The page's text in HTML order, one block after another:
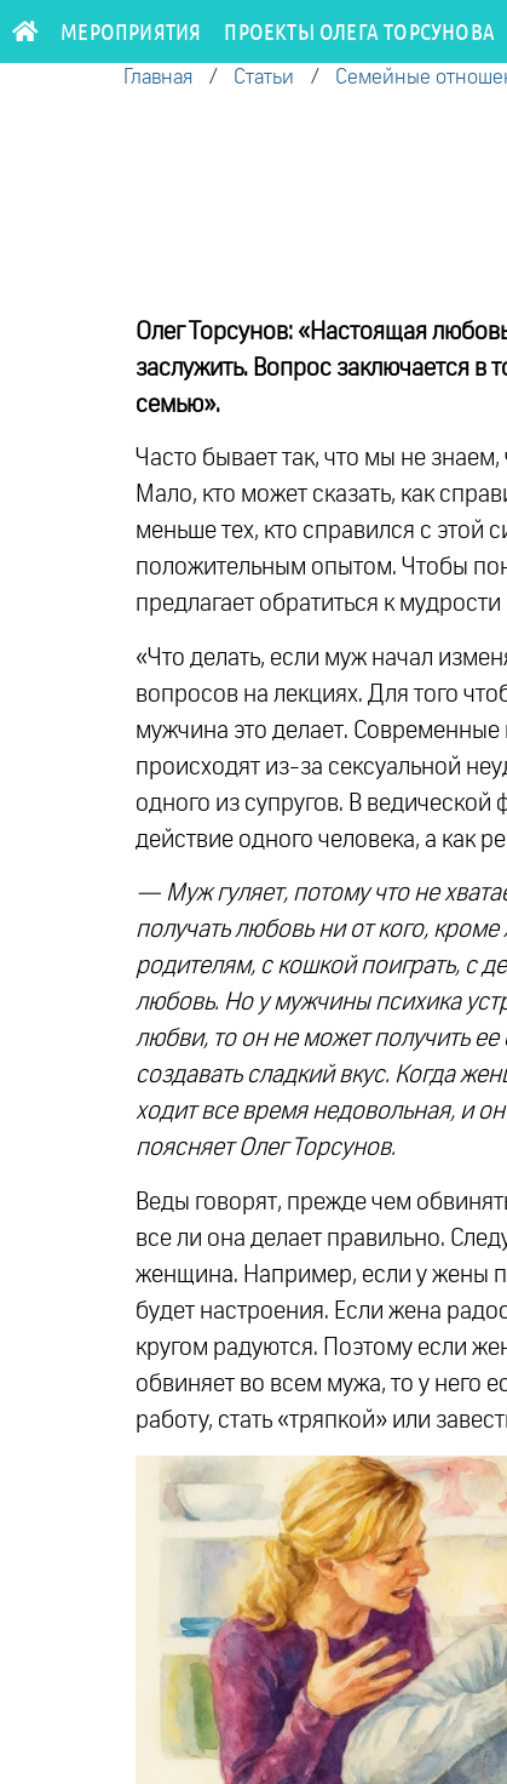
МЕРОПРИЯТИЯ ПРОЕКТЫ ОЛЕГА ТОРСУНОВА
Главная / Статьи / Семейные
Олег Торсунов: «Настоящая
заслужить. Вопрос заключается в
семью».
Часто бывает так, что мы не
Мало, кто может сказать, как
меньше тех, кто справился с этой
положительным опытом. Чтобы
предлагает обратиться к мудрости
«Что делать, если муж начал
вопросов на лекциях. Для того
мужчина это делает.
происходят из-за сексуальной
одного из супругов. В
действие одного человека, а как
— Муж гуляет, потому что не
получать любовь ни от кого,
родителям, с кошкой поиграть, с
любовь. Но у мужчины психика
любви, то он не может получить
создавать сладкий вкус. Когда
ходит все время недовольная, и
поясняет Олег Торсунов.
Веды говорят, прежде чем
все ли она делает правильно.
женщина. Например, если у жены
будет настроения. Если жена
кругом радуются. Поэтому если
обвиняет во всем мужа, то у него
работу, стать «тряпкой» или